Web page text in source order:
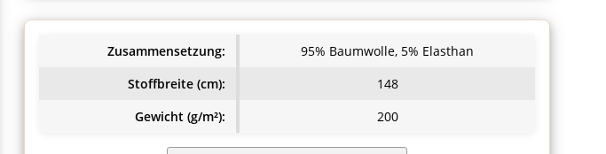
Zusammensetzung:
95% Baumwolle, 5% Elasthan
Stoffbreite (cm):
148
Gewicht (g/m²):
200